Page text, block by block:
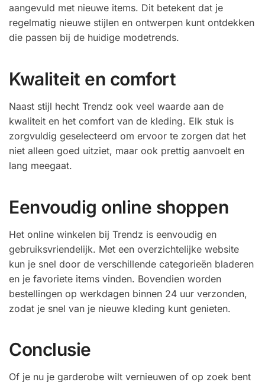
aangevuld met nieuwe items. Dit betekent dat je
regelmatig nieuwe stijlen en ontwerpen kunt ontdekken
die passen bij de huidige modetrends.
Kwaliteit en comfort
Naast stijl hecht Trendz ook veel waarde aan de
kwaliteit en het comfort van de kleding. Elk stuk is
zorgvuldig geselecteerd om ervoor te zorgen dat het
niet alleen goed uitziet, maar ook prettig aanvoelt en
lang meegaat.
Eenvoudig online shoppen
Het online winkelen bij Trendz is eenvoudig en
gebruiksvriendelijk. Met een overzichtelijke website
kun je snel door de verschillende categorieën bladeren
en je favoriete items vinden. Bovendien worden
bestellingen op werkdagen binnen 24 uur verzonden,
zodat je snel van je nieuwe kleding kunt genieten.
Conclusie
Of je nu je garderobe wilt vernieuwen of op zoek bent